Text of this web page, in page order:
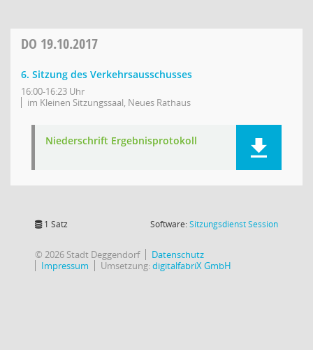
DO 19.10.2017
6. Sitzung des Verkehrsausschusses
16:00-16:23 Uhr
im Kleinen Sitzungssaal, Neues Rathaus
Niederschrift Ergebnisprotokoll
1 Satz Software:SitzungsdienstSession(Wird in
© 2026 Stadt Deggendorf
Datenschutz
Impressum
Umsetzung:digitalfabriX GmbH